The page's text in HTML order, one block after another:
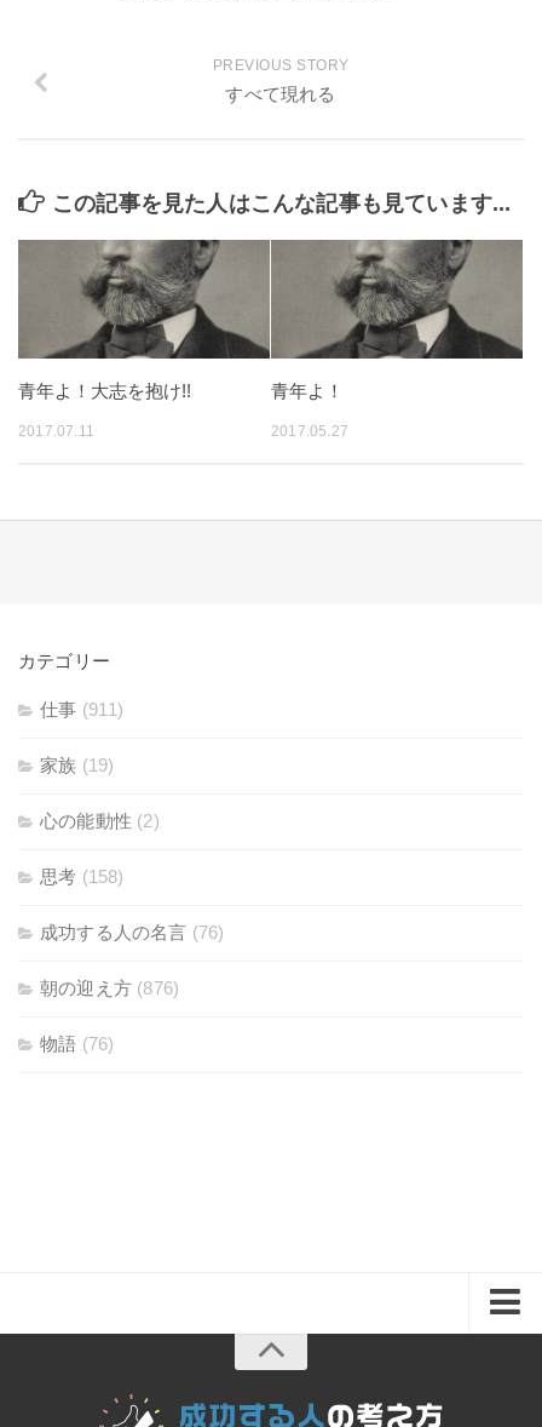
PREVIOUS STORY
すべて現れる
この記事を見た人はこんな記事も見ています...
青年よ！大志を抱け!!
2017.07.11
青年よ！
2017.05.27
カテゴリー
仕事 (911)
家族 (19)
心の能動性 (2)
思考 (158)
成功する人の名言 (76)
朝の迎え方 (876)
物語 (76)